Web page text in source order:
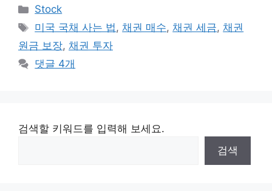
카
테
리
Stock
태
그
미국 국채 사는 법,채권 매수,채권 세금,채권
원금 보장, 채권 투자
댓글 4개
검색할 키워드를 입력해 보세요.
검색